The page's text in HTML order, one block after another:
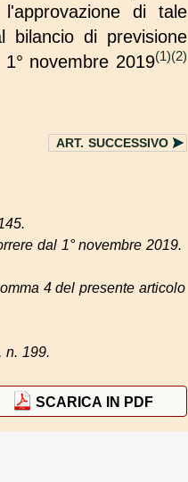
di tale
bilancio di previsione
novembre 2019(1)(2)
ART. SUCCESSIVO
dal 1° novembre 2019.
4 del presente articolo
n. 199.
SCARICA IN PDF